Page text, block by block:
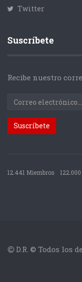
Twitter
Suscríbete
Recibe nuestro
12.441 Miembros
D.R. © Todos los